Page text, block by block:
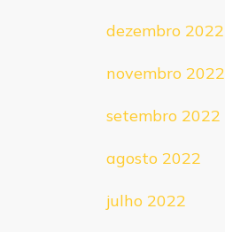
dezembro 2022
novembro 2022
setembro 2022
agosto 2022
julho 2022